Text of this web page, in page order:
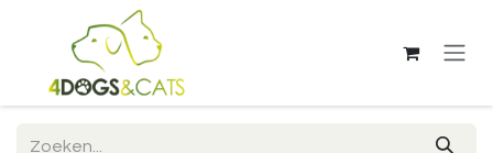
Overslaan naar inhoud